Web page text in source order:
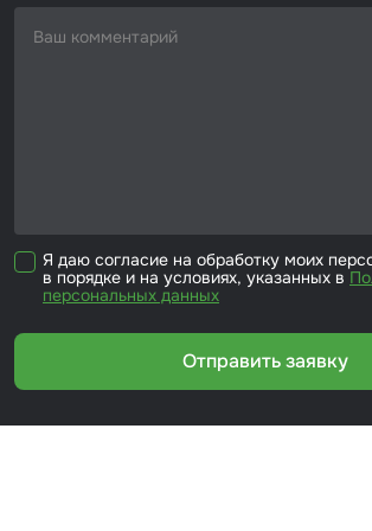
Я даю согласие на обработку моих
в порядке и на условиях, указанных в
персональных данных
Отправить заявку